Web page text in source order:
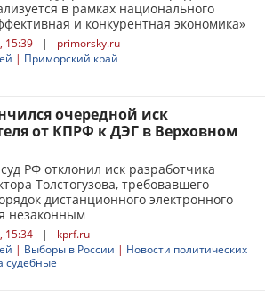
в рамках национального
и конкурентная экономика»
15:39 |
primorsky.ru
| Приморский край
очередной иск
от КПРФ к ДЭГ в Верховном
РФ отклонил иск разработчика
Толстогузова, требовавшего
дистанционного электронного
незаконным
15:34 |
kprf.ru
| Выборы в России | Новости политических
судебные